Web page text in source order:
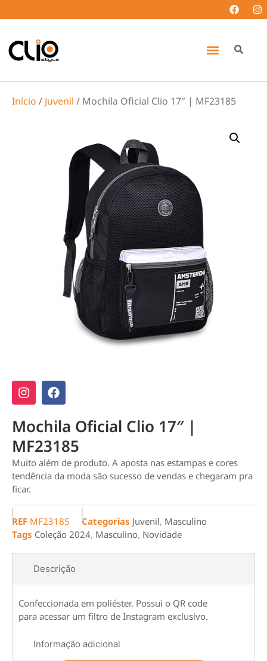
Início / Juvenil / Mochila Oficial Clio 17″ | MF23185
Mochila Oficial Clio 17″ |
MF23185
Muito além de produto. A aposta nas estampas e cores
tendência da moda são sucesso de vendas e chegaram pra
ficar.
REF MF23185 Categorias Juvenil, Masculino
Tags Coleção 2024, Masculino, Novidade
Descrição
Informação adicional
Confeccionada em poliéster. Possui o QR code
para acessar um filtro de Instagram exclusivo.